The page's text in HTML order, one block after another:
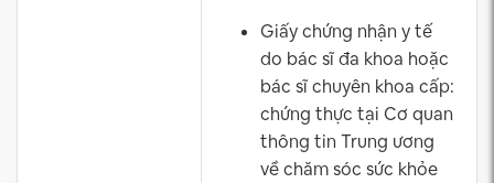
Giấy chứng nhận y tế
do bác sĩ đa khoa hoặc
bác sĩ chuyên khoa cấp:
chứng thực tại Cơ quan
thông tin Trung ương
về chăm sóc sức khỏe